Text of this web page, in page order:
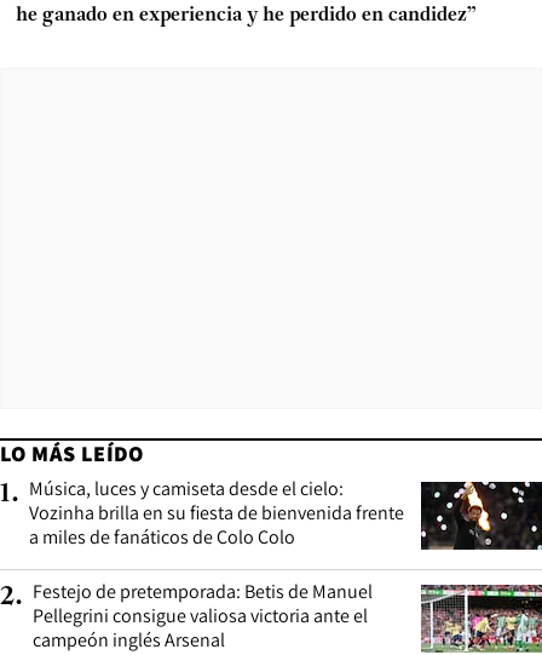
he ganado en experiencia y he perdido en candidez”
LO MÁS LEÍDO
1. Música, luces y camiseta desde el cielo:
Vozinha brilla en su fiesta de bienvenida frente
a miles de fanáticos de Colo Colo
2. Festejo de pretemporada: Betis de Manuel
Pellegrini consigue valiosa victoria ante el
campeón inglés Arsenal